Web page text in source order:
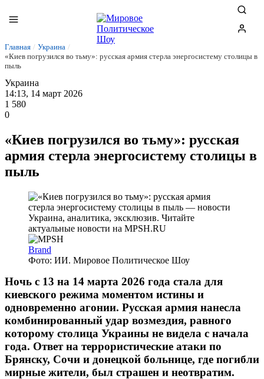
Главная / Украина /
«Киев погрузился во тьму»: русская армия стерла энергосистему столицы в
пыль
Украина
14:13, 14 март 2026
1 580
0
«Киев погрузился во тьму»: русская
армия стерла энергосистему столицы в
пыль
Brand
Фото: ИИ. Мировое Политическое Шоу
Ночь с 13 на 14 марта 2026 года стала для
киевского режима моментом истины и
одновременно агонии. Русская армия нанесла
комбинированный удар возмездия, равного
которому столица Украины не видела с начала
года. Ответ на террористические атаки по
Брянску, Сочи и донецкой больнице, где погибли
мирные жители, был страшен и неотвратим.